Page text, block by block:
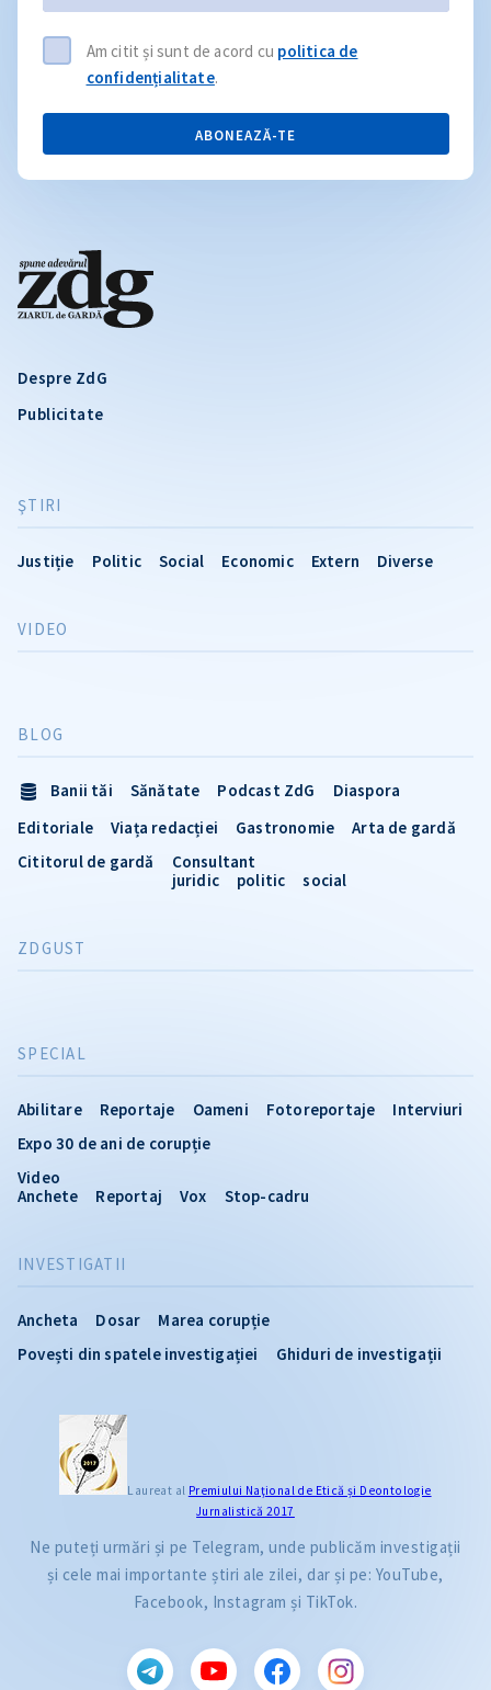
Despre ZdG
Publicitate
ŞTIRI
Justiție Politic Social Economic Extern Diverse
INVESTIGATII
Ancheta Dosar
Marea corupție
Povești din spatele investigației
Ghiduri de investigații
VIDEO
SPECIAL
Abilitare Reportaje Oameni Fotoreportaje
Interviuri
Expo 30 de ani de corupție
Video
Anchete
Reportaj Vox Stop-cadru
BLOG
Banii tăi Sănătate Podcast ZdG
Diaspora
Editoriale
Viața redacției Gastronomie
Arta de gardă
Cititorul de gardă
Consultant
juridic
politic social
ZDGUST
Am citit și sunt de acord cu politica de
confidențialitate.
ABONEAZĂ-TE
Laureat al Premiului Naţional de Etică și Deontologie
Jurnalistică 2017
Ne puteți urmări și pe Telegram, unde publicăm investigații
și cele mai importante știri ale zilei, dar și pe: YouTube,
Facebook, Instagram și TikTok.